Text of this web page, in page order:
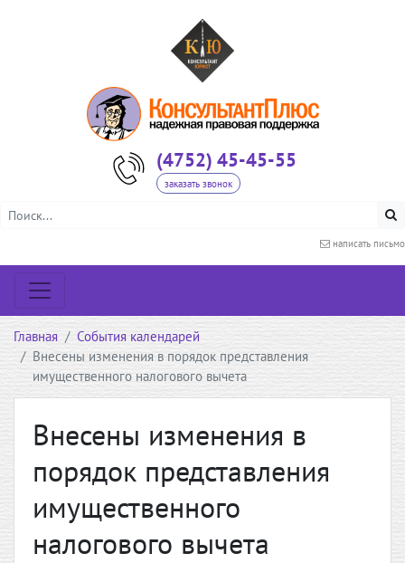
(4752) 45-45-55
заказать звонок
написать письмо
Главная
События календарей
Внесены изменения в порядок представления
имущественного налогового вычета
Внесены изменения в
порядок представления
имущественного
налогового вычета